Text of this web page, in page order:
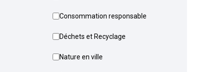
Consommation responsable
Déchets et Recyclage
Nature en ville